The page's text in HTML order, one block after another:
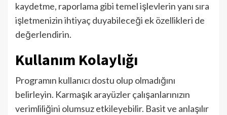
kaydetme, raporlama gibi temel işlevlerin yanı sıra
işletmenizin ihtiyaç duyabileceği ek özellikleri de
değerlendirin.
Kullanım Kolaylığı
Programın kullanıcı dostu olup olmadığını
belirleyin. Karmaşık arayüzler çalışanlarınızın
verimliliğini olumsuz etkileyebilir. Basit ve anlaşılır